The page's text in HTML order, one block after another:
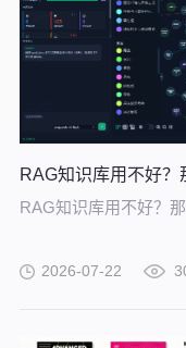
RAG知识库用不好
RAG知识库用不好？
2026-07-22